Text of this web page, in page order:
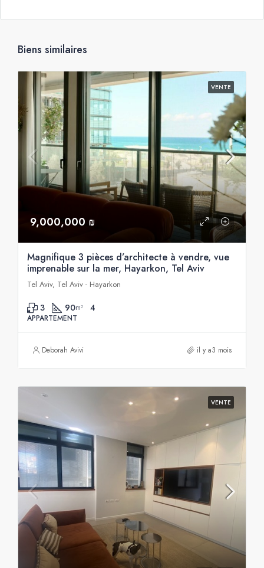
Biens similaires
VENTE
9,000,000 ₪
Magnifique 3 pièces d’architecte à vendre, vue
imprenable sur la mer, Hayarkon, Tel Aviv
Tel Aviv, Tel Aviv - Hayarkon
3 90m² 4
APPARTEMENT
Deborah Avivi il y a3 mois
VENTE